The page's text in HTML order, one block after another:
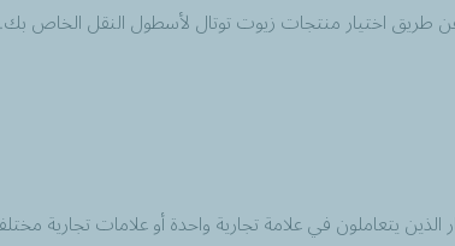
طريق اختيار منتجات زيوت توتال لأسطول النقل الخاص
يتعاملون في علامة تجارية واحدة أو علامات تجارية